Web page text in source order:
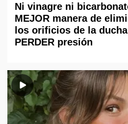
Ni vinagre ni
MEJOR manera de
los orificios de la
PERDER presión